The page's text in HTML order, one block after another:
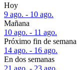
Hoy
9 ago. - 10 ago.
Mañana
10 ago. - 11 ago.
Próximo fin de semana
14 ago. - 16 ago.
En dos semanas